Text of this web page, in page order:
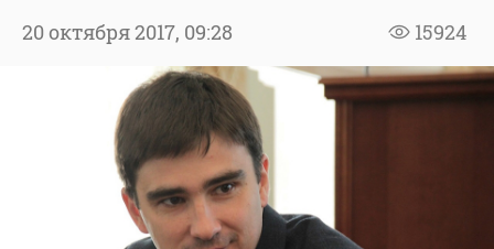
15924
20 октября 2017, 09:28